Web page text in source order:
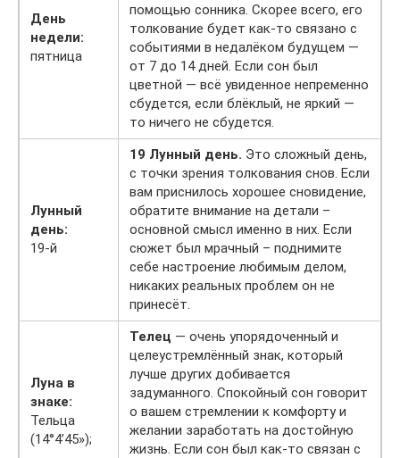
День
недели:
пятница
помощью сонника. Скорее всего, его
толкование будет как-то связано с
событиями в недалёком будущем —
от 7 до 14 дней. Если сон был
цветной — всё увиденное непременно
сбудется, если блёклый, не яркий —
то ничего не сбудется.
Лунный
день:
19-й
19 Лунный день. Это сложный день,
с точки зрения толкования снов. Если
вам приснилось хорошее сновидение,
обратите внимание на детали –
основной смысл именно в них. Если
сюжет был мрачный – поднимите
себе настроение любимым делом,
никаких реальных проблем он не
принесёт.
Луна в
знаке:
Тельца
(14°4’45»);
Телец — очень упорядоченный и
целеустремлённый знак, который
лучше других добивается
задуманного. Спокойный сон говорит
о вашем стремлении к комфорту и
желании заработать на достойную
жизнь. Если сон был как-то связан с